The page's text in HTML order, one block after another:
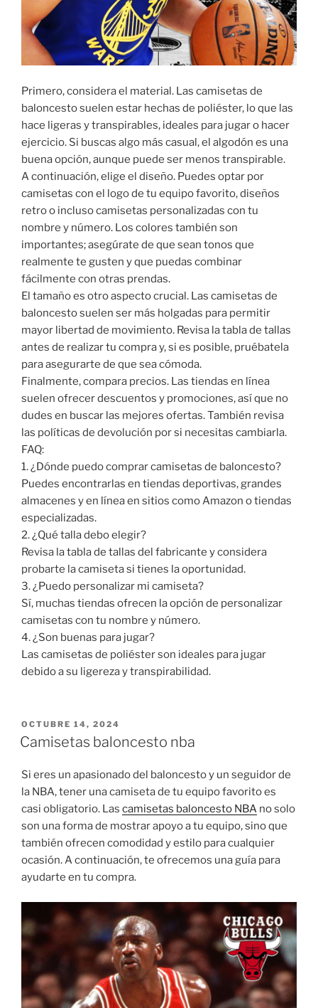
Primero, considera el material. Las camisetas de
baloncesto suelen estar hechas de poliéster, lo que las
hace ligeras y transpirables, ideales para jugar o hacer
ejercicio. Si buscas algo más casual, el algodón es una
buena opción, aunque puede ser menos transpirable.
A continuación, elige el diseño. Puedes optar por
camisetas con el logo de tu equipo favorito, diseños
retro o incluso camisetas personalizadas con tu
nombre y número. Los colores también son
importantes; asegúrate de que sean tonos que
realmente te gusten y que puedas combinar
fácilmente con otras prendas.
El tamaño es otro aspecto crucial. Las camisetas de
baloncesto suelen ser más holgadas para permitir
mayor libertad de movimiento. Revisa la tabla de tallas
antes de realizar tu compra y, si es posible, pruébatela
para asegurarte de que sea cómoda.
Finalmente, compara precios. Las tiendas en línea
suelen ofrecer descuentos y promociones, así que no
dudes en buscar las mejores ofertas. También revisa
las políticas de devolución por si necesitas cambiarla.
FAQ:
1. ¿Dónde puedo comprar camisetas de baloncesto?
Puedes encontrarlas en tiendas deportivas, grandes
almacenes y en línea en sitios como Amazon o tiendas
especializadas.
2. ¿Qué talla debo elegir?
Revisa la tabla de tallas del fabricante y considera
probarte la camiseta si tienes la oportunidad.
3. ¿Puedo personalizar mi camiseta?
Sí, muchas tiendas ofrecen la opción de personalizar
camisetas con tu nombre y número.
4. ¿Son buenas para jugar?
Las camisetas de poliéster son ideales para jugar
debido a su ligereza y transpirabilidad.
PUBLICADO
EL
OCTUBRE 14, 2024
Camisetas baloncesto nba
Si eres un apasionado del baloncesto y un seguidor de
la NBA, tener una camiseta de tu equipo favorito es
casi obligatorio. Las camisetas baloncesto NBA no solo
son una forma de mostrar apoyo a tu equipo, sino que
también ofrecen comodidad y estilo para cualquier
ocasión. A continuación, te ofrecemos una guía para
ayudarte en tu compra.